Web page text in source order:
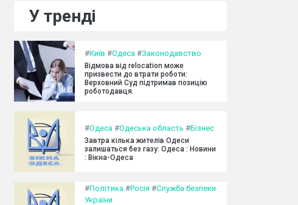
У тренді
#Київ #Одеса #Законодавство
Відмова від relocation може
призвести до втрати роботи:
Верховний Суд підтримав позицію
роботодавця.
#Одеса #Одеська область #Бізнес
Завтра кілька жителів Одеси
залишаться без газу: Одеса : Новини
: Вікна-Одеса
#Політика #Росія #Служба безпеки
України